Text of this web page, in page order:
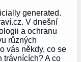
generated.
V dnešní
a ochranu
různých
vás někdy, co se
trávnících? A co